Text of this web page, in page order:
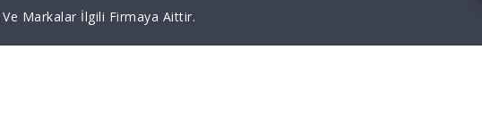
Markalar İlgili Firmaya Aittir.